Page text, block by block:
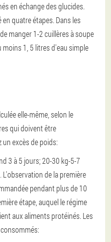
en échange des glucides.
quatre étapes. Dans les
manger 1-2 cuillères à soupe
moins 1, 5 litres d'eau simple
elle-même, selon le
qui doivent être
un excès de poids:
3 à 5 jours;20-30 kg-5-7
L'observation de la première
pendant plus de 10
étape, auquel le régime
aux aliments protéinés. Les